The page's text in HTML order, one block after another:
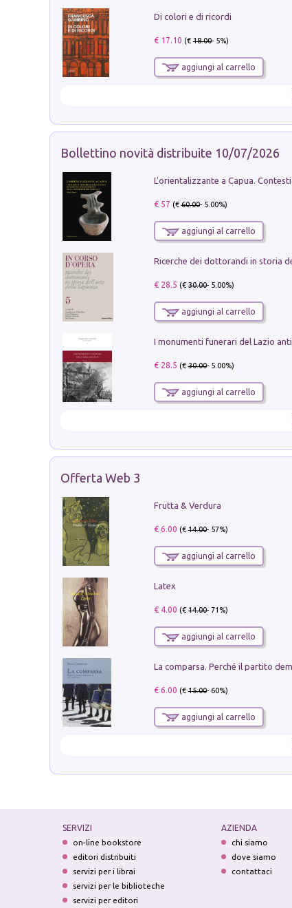
Di colori e di ricordi
€ 17.10 (€18.00- 5%)
aggiungi al carrello
Bollettino novità distribuite 10/07/2026
€ 57 (€60.00- 5.00%)
aggiungi al carrello
€ 28.5 (€30.00- 5.00%)
aggiungi al carrello
€ 28.5 (€30.00- 5.00%)
aggiungi al carrello
Offerta Web 3
Frutta & Verdura
€ 6.00 (€14.00- 57%)
aggiungi al carrello
Latex
€ 4.00 (€14.00- 71%)
aggiungi al carrello
€ 6.00 (€15.00- 60%)
aggiungi al carrello
SERVIZI
on-line bookstore
editori distribuiti
servizi per i librai
servizi per le biblioteche
servizi per editori
AZIENDA
chi siamo
dove siamo
contattaci